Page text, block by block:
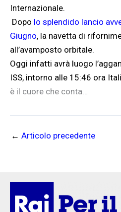
Internazionale.
Dopo lo splendido lancio
Giugno, la navetta di
all’avamposto orbitale.
Oggi infatti avrà luogo
ISS, intorno alle 15:46 ora
è il cuore che conta…
← Articolo precedente